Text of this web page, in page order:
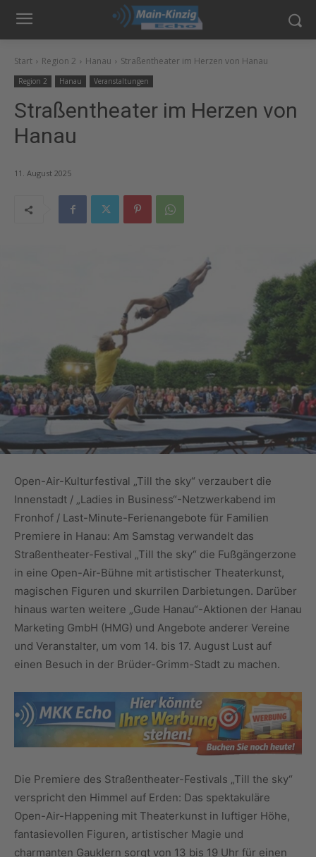
Start Region 2 Hanau Straßentheater im Herzen von Hanau
Region 2 Hanau Veranstaltungen
Straßentheater im Herzen von
Hanau
11. August 2025
Open-Air-Kulturfestival „Till the sky“ verzaubert die
Innenstadt / „Ladies in Business“-Netzwerkabend im
Fronhof / Last-Minute-Ferienangebote für Familien
Premiere in Hanau: Am Samstag verwandelt das
Straßentheater-Festival „Till the sky“ die Fußgängerzone
in eine Open-Air-Bühne mit artistischer Theaterkunst,
magischen Figuren und skurrilen Darbietungen. Darüber
hinaus warten weitere „Gude Hanau“-Aktionen der Hanau
Marketing GmbH (HMG) und Angebote anderer Vereine
und Veranstalter, um vom 14. bis 17. August Lust auf
einen Besuch in der Brüder-Grimm-Stadt zu machen.
Die Premiere des Straßentheater-Festivals „Till the sky“
verspricht den Himmel auf Erden: Das spektakuläre
Open-Air-Happening mit Theaterkunst in luftiger Höhe,
fantasievollen Figuren, artistischer Magie und
charmanten Gauklern sorgt von 13 bis 19 Uhr für einen